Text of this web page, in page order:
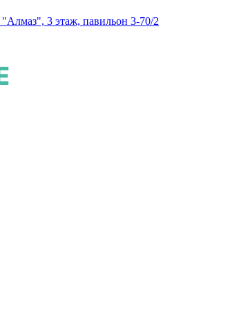
3 этаж, павильон 3-70/2